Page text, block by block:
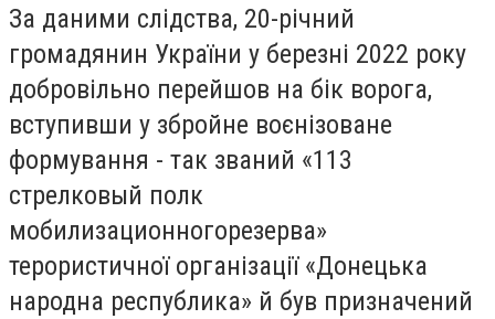
За даними слідства, 20-річний
громадянин України у березні 2022 року
добровільно перейшов на бік ворога,
вступивши у збройне воєнізоване
формування - так званий «113
стрелковый полк
мобилизационногорезерва»
терористичної організації «Донецька
народна республика» й був призначений